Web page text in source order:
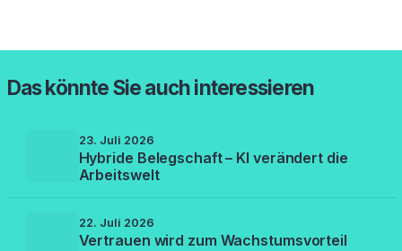
Das könnte Sie auch interessieren
23. Juli 2026
Hybride Belegschaft – KI verändert die
Arbeitswelt
22. Juli 2026
Vertrauen wird zum Wachstumsvorteil